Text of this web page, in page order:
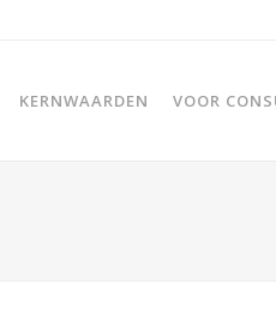
KERNWAARDEN VOOR